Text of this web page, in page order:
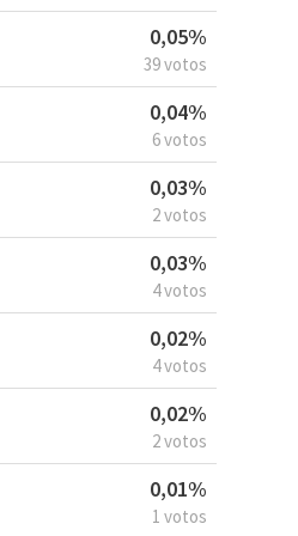
0,05%
39 votos
0,04%
6 votos
0,03%
2 votos
0,03%
4 votos
0,02%
4 votos
0,02%
2 votos
0,01%
1 votos